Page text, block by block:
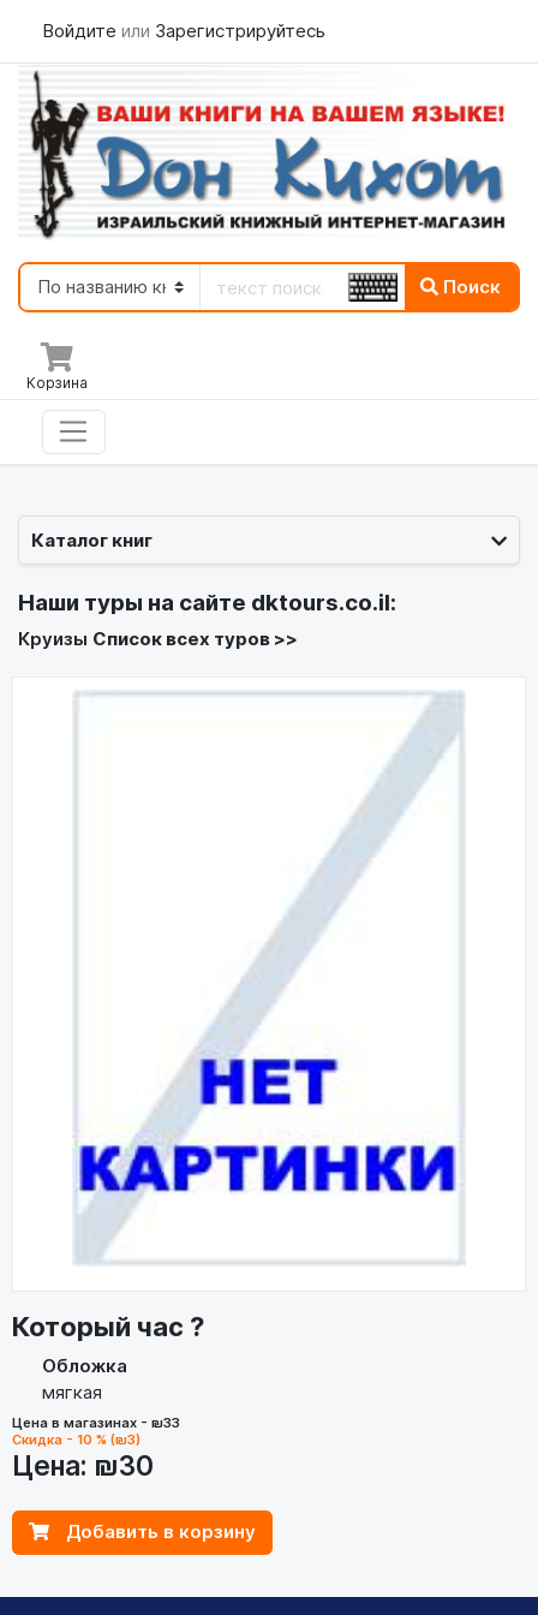
Войдите или Зарегистрируйтесь
Поиск
Корзина
Каталог книг
Наши туры на сайте dktours.co.il:
Круизы Список всех туров >>
Который час ?
Обложка
мягкая
Цена в магазинах - ₪33
Скидка - 10 % (₪3)
Цена: ₪30
Добавить в корзину